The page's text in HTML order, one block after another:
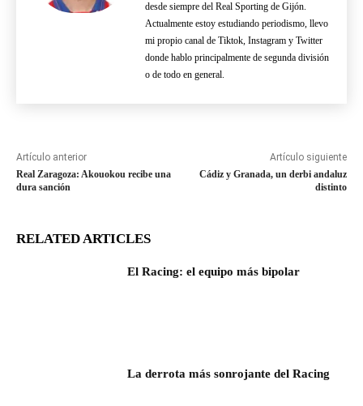
desde siempre del Real Sporting de Gijón.
Actualmente estoy estudiando periodismo, llevo
mi propio canal de Tiktok, Instagram y Twitter
donde hablo principalmente de segunda división
o de todo en general.
Artículo anterior
Real Zaragoza: Akouokou recibe una
dura sanción
Artículo siguiente
Cádiz y Granada, un derbi andaluz
distinto
RELATED ARTICLES
El Racing: el equipo más bipolar
La derrota más sonrojante del Racing